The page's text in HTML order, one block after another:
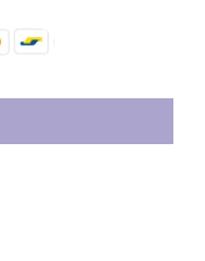
O
K